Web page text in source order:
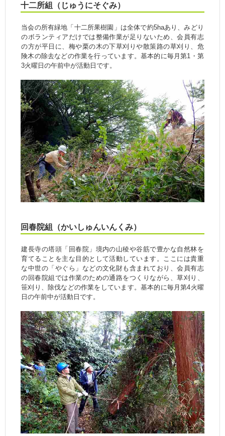
十二所組（じゅうにそぐみ）
当会の所有緑地「十二所果樹園」は全体で約5haあり、みどり
のボランティアだけでは整備作業が足りないため、会員有志
の方が平日に、梅や栗の木の下草刈りや散策路の草刈り、危
険木の除去などの作業を行っています。基本的に毎月第1・第
3火曜日の午前中が活動日です。
回春院組（かいしゅんいんくみ）
建長寺の塔頭「回春院」境内の山稜や谷筋で豊かな自然林を
育てることを主な目的として活動しています。ここには貴重
な中世の「やぐら」などの文化財も含まれており、会員有志
の回春院組では作業のための通路をつくりながら、草刈り、
笹刈り、除伐などの作業をしています。基本的に毎月第4火曜
日の午前中が活動日です。